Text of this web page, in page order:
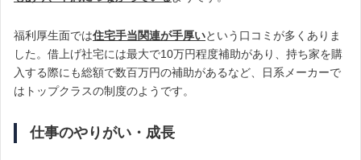
福利厚生面では住宅手当関連が手厚いという口コミが多くありま
した。借上げ社宅には最大で10万円程度補助があり、持ち家を購
入する際にも総額で数百万円の補助があるなど、日系メーカーで
はトップクラスの制度のようです。
仕事のやりがい・成長